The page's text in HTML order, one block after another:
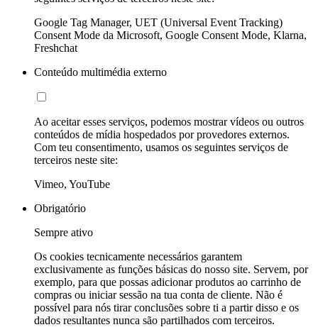
Google Tag Manager, UET (Universal Event Tracking)
Consent Mode da Microsoft, Google Consent Mode, Klarna,
Freshchat
Conteúdo multimédia externo
Ao aceitar esses serviços, podemos mostrar vídeos ou outros
conteúdos de mídia hospedados por provedores externos.
Com teu consentimento, usamos os seguintes serviços de
terceiros neste site:
Vimeo, YouTube
Obrigatório
Sempre ativo
Os cookies tecnicamente necessários garantem
exclusivamente as funções básicas do nosso site. Servem, por
exemplo, para que possas adicionar produtos ao carrinho de
compras ou iniciar sessão na tua conta de cliente. Não é
possível para nós tirar conclusões sobre ti a partir disso e os
dados resultantes nunca são partilhados com terceiros.